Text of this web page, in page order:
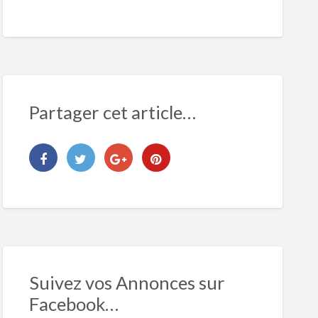
Partager cet article…
Suivez vos Annonces sur
Facebook…